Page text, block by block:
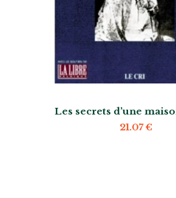
Les secrets d’une
21.07€